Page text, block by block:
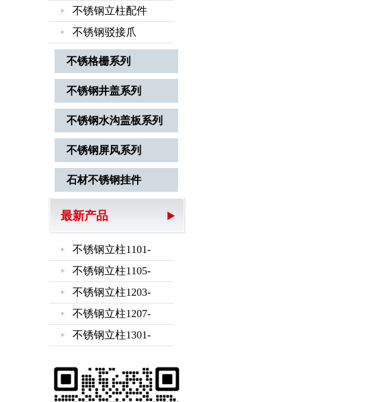
不锈钢立柱配件
不锈钢驳接爪
不锈格栅系列
不锈钢井盖系列
不锈钢水沟盖板系列
不锈钢屏风系列
石材不锈钢挂件
最新产品
不锈钢立柱1101-
1102-1103-1104
不锈钢立柱1105-
1106-1201-1202
不锈钢立柱1203-
1204-1205-1206
不锈钢立柱1207-
1208-1209-1210
不锈钢立柱1301-